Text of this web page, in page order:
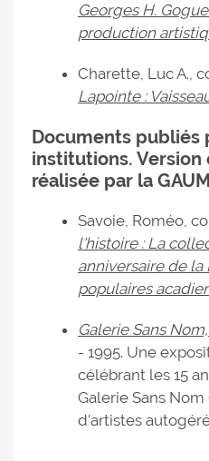
Georges H.
production
Charette, Luc A.,
Lapointe :
Documents publiés
institutions.
réalisée par la
Savoie, Roméo,
l'histoire : La
anniversaire de la
populaires
Galerie Sans
- 1995. Une
célébrant les 15
Galerie Sans
d'artistes